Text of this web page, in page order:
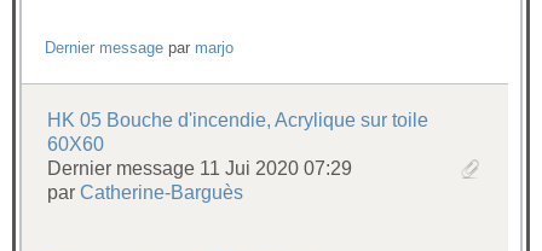
Dernier message par marjo
HK 05 Bouche d'incendie, Acrylique sur toile
60X60
Dernier message 11 Jui 2020 07:29
par Catherine-Barguès